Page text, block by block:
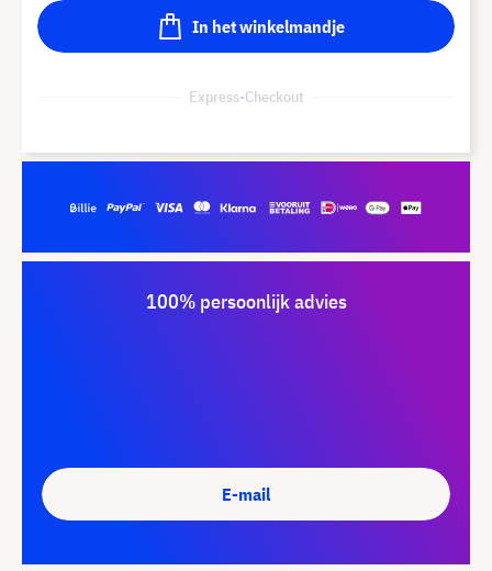
In het winkelmandje
Express-Checkout
100% persoonlijk advies
E-mail